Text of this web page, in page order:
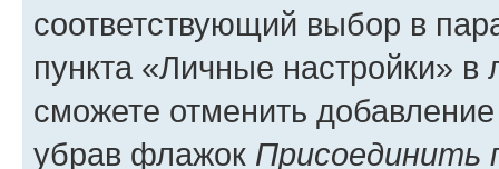
соответствующий выбор в
пункта «Личные настройки»
сможете отменить
убрав флажок Присоединить